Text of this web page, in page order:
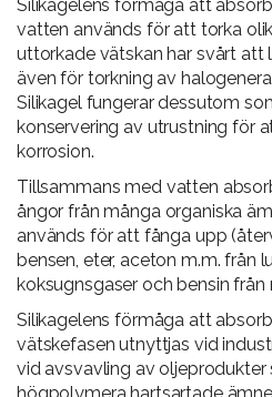
Silikagelens förmåga att
vatten används för att torka
uttorkade vätskan har svårt att
även för torkning av
Silikagel fungerar dessutom
konservering av utrustning för
korrosion.
Tillsammans med vatten
ångor från många organiska
används för att fånga upp
bensen, eter, aceton m.m. från
koksugnsgaser och bensin från
Silikagelens förmåga att
vätskefasen utnyttjas vid
vid avsvavling av